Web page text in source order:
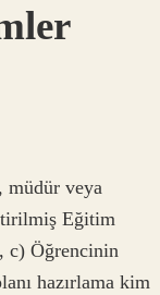
müdür veya
Eğitim
c) Öğrencinin
hazırlama kim